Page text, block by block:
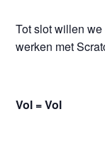
Tot slot willen
werken met
Vol = Vol